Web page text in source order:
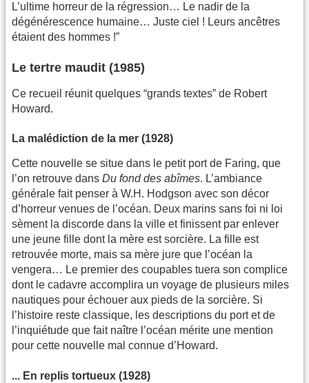
L’ultime horreur de la régression… Le nadir de la
dégénérescence humaine… Juste ciel ! Leurs ancêtres
étaient des hommes !”
Le tertre maudit (1985)
Ce recueil réunit quelques “grands textes” de Robert
Howard.
La malédiction de la mer (1928)
Cette nouvelle se situe dans le petit port de Faring, que
l’on retrouve dans Du fond des abîmes. L’ambiance
générale fait penser à W.H. Hodgson avec son décor
d’horreur venues de l’océan. Deux marins sans foi ni loi
sèment la discorde dans la ville et finissent par enlever
une jeune fille dont la mère est sorcière. La fille est
retrouvée morte, mais sa mère jure que l’océan la
vengera… Le premier des coupables tuera son complice
dont le cadavre accomplira un voyage de plusieurs miles
nautiques pour échouer aux pieds de la sorcière. Si
l’histoire reste classique, les descriptions du port et de
l’inquiétude que fait naître l’océan mérite une mention
pour cette nouvelle mal connue d’Howard.
... En replis tortueux (1928)